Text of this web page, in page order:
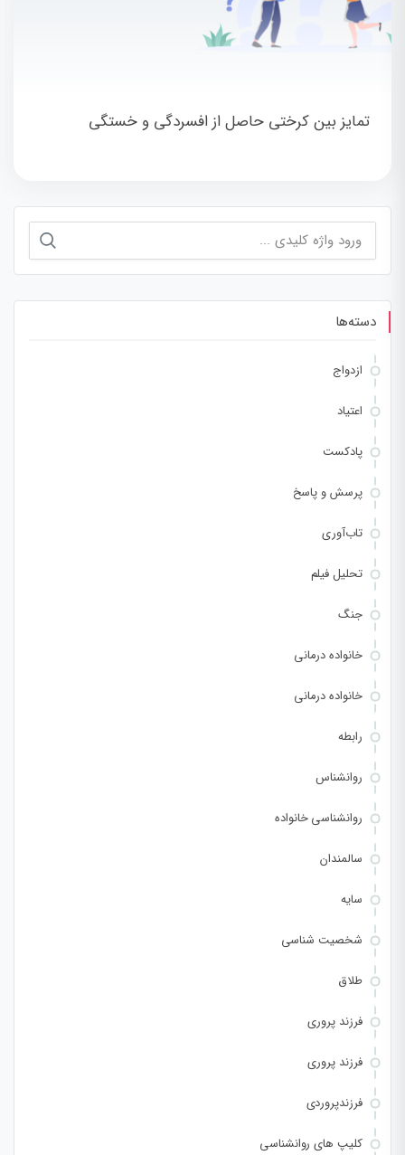
تمایز بین کرختی حاصل از افسردگی و خستگی
جستجو
برای:
دسته‌ها
ازدواج
اعتیاد
پادکست
پرسش و پاسخ
تاب‌آوری
تحلیل فیلم
جنگ
خانواده درمانی
خانواده درمانی
رابطه
روانشناس
روانشناسی خانواده
سالمندان
سایه
شخصیت شناسی
طلاق
فرزند پروری
فرزند پروری
فرزندپروردی
کلیپ های روانشناسی